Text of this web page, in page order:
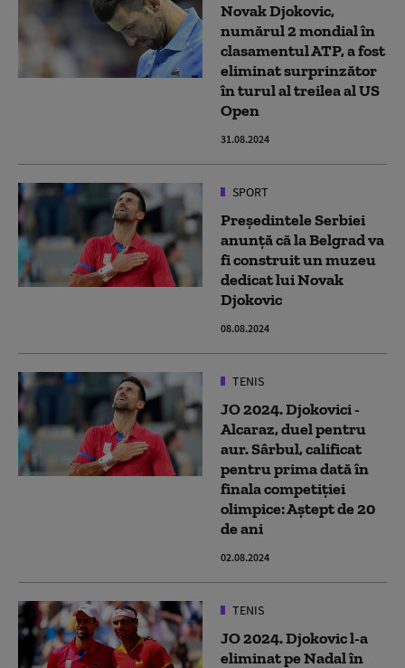
Novak Djokovic,
numărul 2 mondial în
clasamentul ATP, a fost
eliminat surprinzător
în turul al treilea al US
Open
31.08.2024
SPORT
Președintele Serbiei
anunță că la Belgrad va
fi construit un muzeu
dedicat lui Novak
Djokovic
08.08.2024
TENIS
JO 2024. Djokovici -
Alcaraz, duel pentru
aur. Sârbul, calificat
pentru prima dată în
finala competiției
olimpice: Aștept de 20
de ani
02.08.2024
TENIS
JO 2024. Djokovic l-a
eliminat pe Nadal în